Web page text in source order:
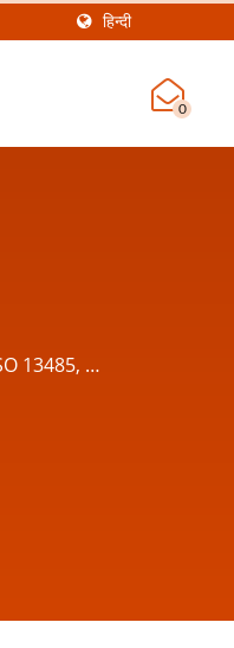
हिन्दी
0
13485, CE